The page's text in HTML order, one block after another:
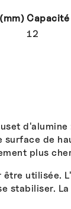
12
de
plus
utilisée.
stabiliser.